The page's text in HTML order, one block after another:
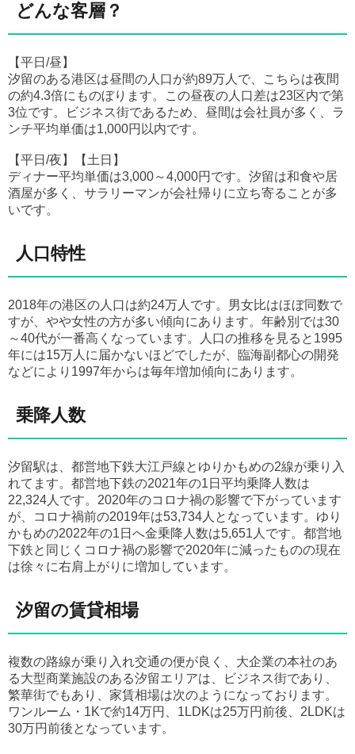
どんな客層？
【平日/昼】
汐留のある港区は昼間の人口が約89万人で、こちらは夜間
の約4.3倍にものぼります。この昼夜の人口差は23区内で第
3位です。ビジネス街であるため、昼間は会社員が多く、ラ
ンチ平均単価は1,000円以内です。
【平日/夜】【土日】
ディナー平均単価は3,000～4,000円です。汐留は和食や居
酒屋が多く、サラリーマンが会社帰りに立ち寄ることが多
いです。
人口特性
2018年の港区の人口は約24万人です。男女比はほぼ同数で
すが、やや女性の方が多い傾向にあります。年齢別では30
～40代が一番高くなっています。人口の推移を見ると1995
年には15万人に届かないほどでしたが、臨海副都心の開発
などにより1997年からは毎年増加傾向にあります。
乗降人数
汐留駅は、都営地下鉄大江戸線とゆりかもめの2線が乗り入
れてます。都営地下鉄の2021年の1日平均乗降人数は
22,324人です。2020年のコロナ禍の影響で下がっています
が、コロナ禍前の2019年は53,734人となっています。ゆり
かもめの2022年の1日へ金乗降人数は5,651人です。都営地
下鉄と同じくコロナ禍の影響で2020年に減ったものの現在
は徐々に右肩上がりに増加しています。
汐留の賃貸相場
複数の路線が乗り入れ交通の便が良く、大企業の本社のあ
る大型商業施設のある汐留エリアは、ビジネス街であり、
繁華街でもあり、家賃相場は次のようになっております。
ワンルーム・1Kで約14万円、1LDKは25万円前後、2LDKは
30万円前後となっています。